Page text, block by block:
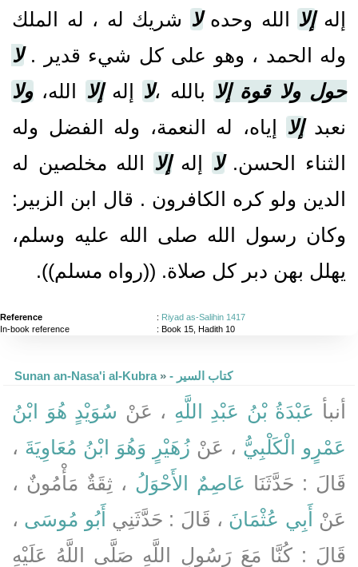
إلهإلا الله وحدهلا شريك له ، له الملك
وله الحمد ، وهو على كل شيء قدير ‏.‏لا
حول ولا قوة إلا بالله ،لا إلهإلا الله، ولا
نعبدإلا إياه، له النعمة، وله الفضل وله
الثناء الحسن‏.‏لا إلهإلا الله مخلصين له
الدين ولو كره الكافرون ‏.‏ قال ابن الزبير‏:‏
وكان رسول الله صلى الله عليه وسلم،
يهلل بهن دبر كل صلاة‏.‏ ‏(‏‏(‏رواه مسلم‏)‏‏)‏‏.‏
Reference : Riyad as-Salihin 1417
In-book reference
: Book 15, Hadith 10
Sunan an-Nasa'i al-Kubra» - كتاب السير
أنبأ عَبْدَةُ بْنُ عَبْدِ اللَّهِ ، عَنْ سُوَيْدٍ هُوَ ابْنُ
عَمْرٍو الْكَلْبِيُّ ، عَنْ زُهَيْرٍ وَهُوَ ابْنُ مُعَاوِيَةَ ،
قَالَ : حَدَّثَنَا عَاصِمٌ الأَحْوَلُ ، ثِقَةٌ مَأْمُونٌ ،
عَنْ أَبِي عُثْمَانَ ، قَالَ : حَدَّثَنِي أَبُو مُوسَى ،
قَالَ : كُنَّا مَعَ رَسُولِ اللَّهِ صَلَّى اللَّهُ عَلَيْهِ